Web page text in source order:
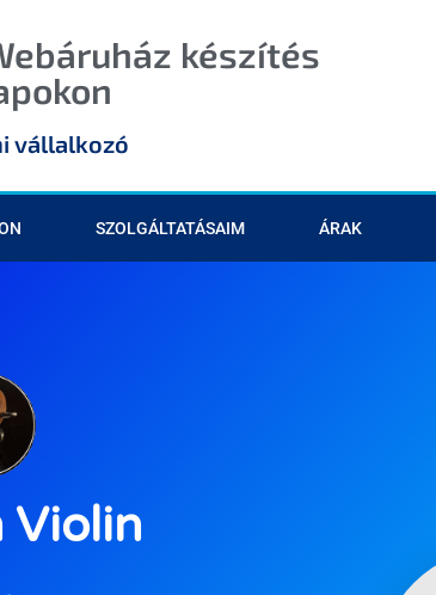
készítés
vállalkozó
SZOLGÁLTATÁSAIM ÁRAK
Violin